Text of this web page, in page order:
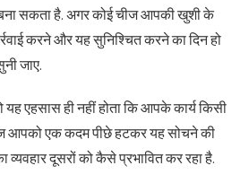
सकता है. अगर कोई चीज आपकी खुशी के
करने और यह सुनिश्चित करने का दिन हो
जाए.
एहसास ही नहीं होता कि आपके कार्य किसी
आपको एक कदम पीछे हटकर यह सोचने की
दूसरों को कैसे प्रभावित कर रहा है.